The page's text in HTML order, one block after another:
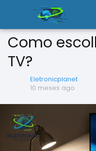
Como
TV?
Eletronicplanet
10 meses ago